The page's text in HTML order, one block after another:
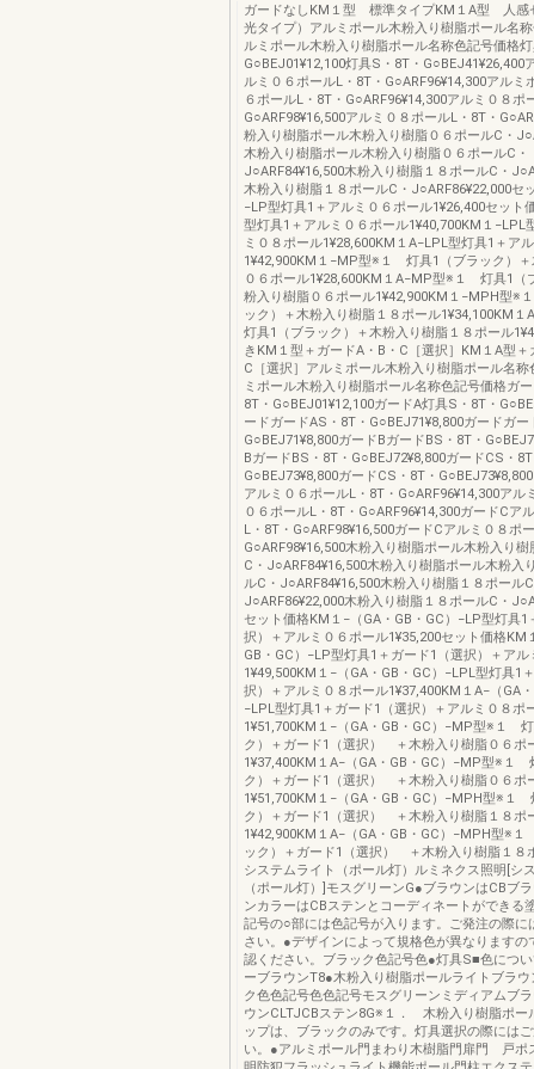
ガードなしKM１型 標準タイプKM１A型 人感
光タイプ）アルミポール木粉入り樹脂ポール名
ルミポール木粉入り樹脂ポール名称色記号価格灯
G○BEJ01¥12,100灯具S・8T・G○BEJ41¥26,400
ルミ０６ポールL・8T・G○ARF96¥14,300アルミ
６ポールL・8T・G○ARF96¥14,300アルミ０８ポ
G○ARF98¥16,500アルミ０８ポールL・8T・
粉入り樹脂ポール木粉入り樹脂０６ポールC・
木粉入り樹脂ポール木粉入り樹脂０６ポールC・
J○ARF84¥16,500木粉入り樹脂１８ポールC・
木粉入り樹脂１８ポールC・J○ARF86¥22,000セ
−LP型灯具1＋アルミ０６ポール1¥26,400セット
型灯具1＋アルミ０６ポール1¥40,700KM１−LPL
ミ０８ポール1¥28,600KM１A−LPL型灯具1＋ア
1¥42,900KM１−MP型※１ 灯具1（ブラック）＋
０６ポール1¥28,600KM１A−MP型※１ 灯具1（
粉入り樹脂０６ポール1¥42,900KM１−MPH型※
ック）＋木粉入り樹脂１８ポール1¥34,100KM
灯具1（ブラック）＋木粉入り樹脂１８ポール
きKM１型＋ガードA・B・C［選択］KM１A型＋
C［選択］アルミポール木粉入り樹脂ポール名称
ミポール木粉入り樹脂ポール名称色記号価格ガー
8T・G○BEJ01¥12,100ガードA灯具S・8T・
ードガードAS・8T・G○BEJ71¥8,800ガードガー
G○BEJ71¥8,800ガードBガードBS・8T・
BガードBS・8T・G○BEJ72¥8,800ガードCS・8T
G○BEJ73¥8,800ガードCS・8T・
アルミ０６ポールL・8T・G○ARF96¥14,300アル
０６ポールL・8T・G○ARF96¥14,300ガードCア
L・8T・G○ARF98¥16,500ガードCアルミ０８ポ
G○ARF98¥16,500木粉入り樹脂ポール木粉入り
C・J○ARF84¥16,500木粉入り樹脂ポール木粉入
ルC・J○ARF84¥16,500木粉入り樹脂１８ポールC
J○ARF86¥22,000木粉入り樹脂１８ポールC・
セット価格KM１−（GA・GB・GC）−LP型灯具1
択）＋アルミ０６ポール1¥35,200セット価格KM
GB・GC）−LP型灯具1＋ガード1（選択）＋アル
1¥49,500KM１−（GA・GB・GC）−LPL型灯具1
択）＋アルミ０８ポール1¥37,400KM１A−（GA・
−LPL型灯具1＋ガード1（選択）＋アルミ０８ポ
1¥51,700KM１−（GA・GB・GC）−MP型※１
ク）＋ガード1（選択） ＋木粉入り樹脂０６ポ
1¥37,400KM１A−（GA・GB・GC）−MP型※１
ク）＋ガード1（選択） ＋木粉入り樹脂０６ポ
1¥51,700KM１−（GA・GB・GC）−MPH型※１
ク）＋ガード1（選択） ＋木粉入り樹脂１８ポ
1¥42,900KM１A−（GA・GB・GC）−MPH型※
ック）＋ガード1（選択） ＋木粉入り樹脂１８
システムライト（ポール灯）ルミネクス照明[シ
（ポール灯）]モスグリーンG●ブラウンはCBブ
ンカラーはCBステンとコーディネートができる
記号の○部には色記号が入ります。ご発注の際に
さい。●デザインによって規格色が異なりますの
認ください。ブラック色記号色●灯具S■色につ
ーブラウンT8●木粉入り樹脂ポールライトブラウ
ク色色記号色色記号モスグリーンミディアムブ
ウンCLTJCBステン8G※１． 木粉入り樹脂ポー
ップは、ブラックのみです。灯具選択の際には
い。●アルミポール門まわり木樹脂門扉門 戸